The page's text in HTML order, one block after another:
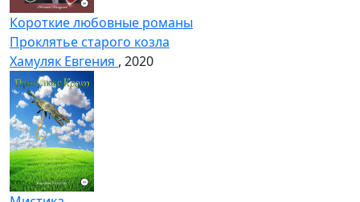
Короткие любовные романы
Проклятье старого козла
Хамуляк Евгения , 2020